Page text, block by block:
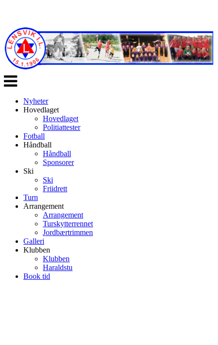
Veksle
navigasjon
Nyheter
Hovedlaget
Hovedlaget
Politiattester
Fotball
Håndball
Håndball
Sponsorer
Ski
Ski
Friidrett
Turn
Arrangement
Arrangement
Turskytterrennet
Jordbærtrimmen
Galleri
Klubben
Klubben
Haraldstu
Book tid